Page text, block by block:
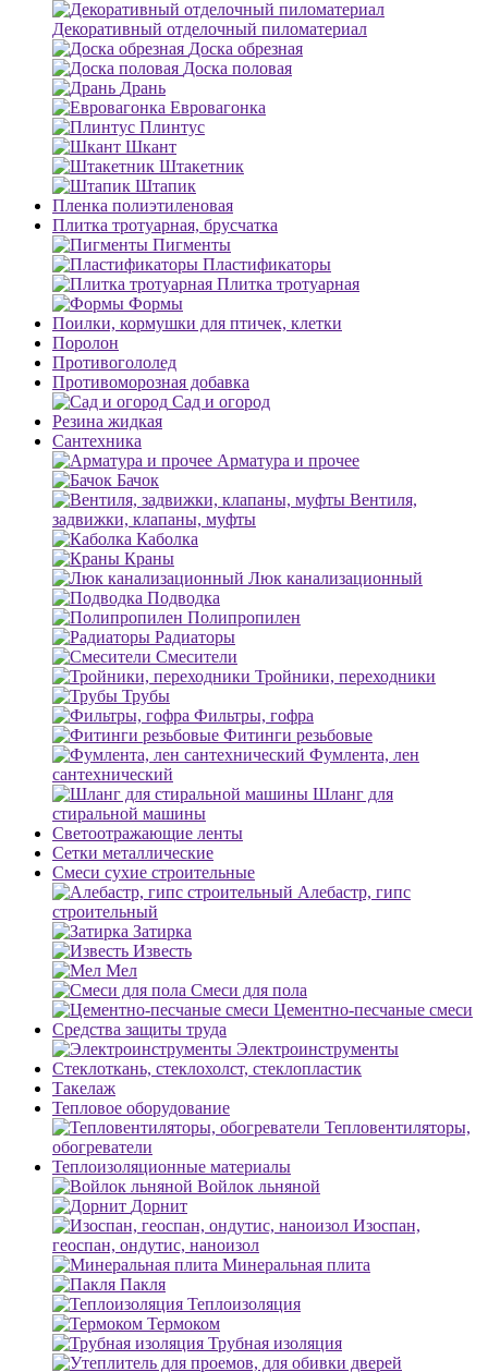
Декоративный отделочный пиломатериал
Доска обрезная
Доска половая
Дрань
Евровагонка
Плинтус
Шкант
Штакетник
Штапик
Пленка полиэтиленовая
Плитка тротуарная, брусчатка
Пигменты
Пластификаторы
Плитка тротуарная
Формы
Поилки, кормушки для птичек, клетки
Поролон
Противогололед
Противоморозная добавка
Сад и огород
Резина жидкая
Сантехника
Арматура и прочее
Бачок
Вентиля,
задвижки, клапаны, муфты
Каболка
Краны
Люк канализационный
Подводка
Полипропилен
Радиаторы
Смесители
Тройники, переходники
Трубы
Фильтры, гофра
Фитинги резьбовые
Фумлента, лен
сантехнический
Шланг для
стиральной машины
Светоотражающие ленты
Сетки металлические
Смеси сухие строительные
Алебастр, гипс
строительный
Затирка
Известь
Мел
Смеси для пола
Цементно-песчаные смеси
Средства защиты труда
Электроинструменты
Стеклоткань, стеклохолст, стеклопластик
Такелаж
Тепловое оборудование
Тепловентиляторы,
обогреватели
Теплоизоляционные материалы
Войлок льняной
Дорнит
Изоспан,
геоспан, ондутис, наноизол
Минеральная плита
Пакля
Теплоизоляция
Термоком
Трубная изоляция